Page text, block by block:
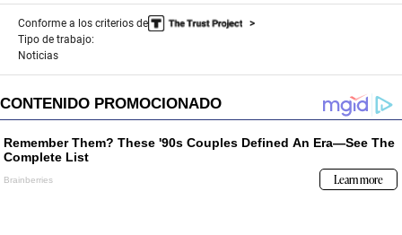
Conforme a los criterios de
Tipo de trabajo:
Noticias